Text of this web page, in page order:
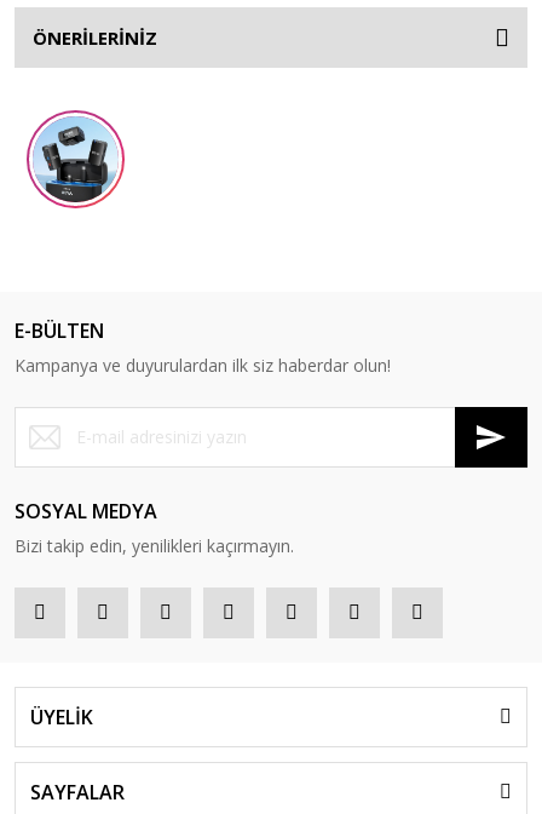
ÖNERİLERİNİZ
E-BÜLTEN
Kampanya ve duyurulardan ilk siz haberdar olun!
SOSYAL MEDYA
Bizi takip edin, yenilikleri kaçırmayın.
ÜYELİK
SAYFALAR